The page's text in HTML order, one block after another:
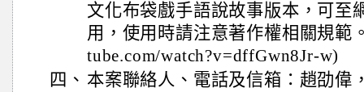
文化布袋戲手語說故事版本，可至
用，使用時請注意著作權相關規範
tube.com/watch?v=dffGwn8Jr-w)
四、 本案聯絡人、電話及信箱：趙劭偉